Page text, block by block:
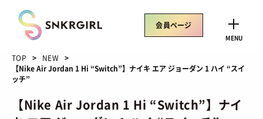
content
CLOSE
トレンドワード
会員ページ
MENU
TOP
NEW
【Nike Air Jordan 1 Hi “Switch”】ナイキ エア ジョーダン 1 ハイ “スイ
ッチ”
【Nike Air Jordan 1 Hi “Switch”】ナイ